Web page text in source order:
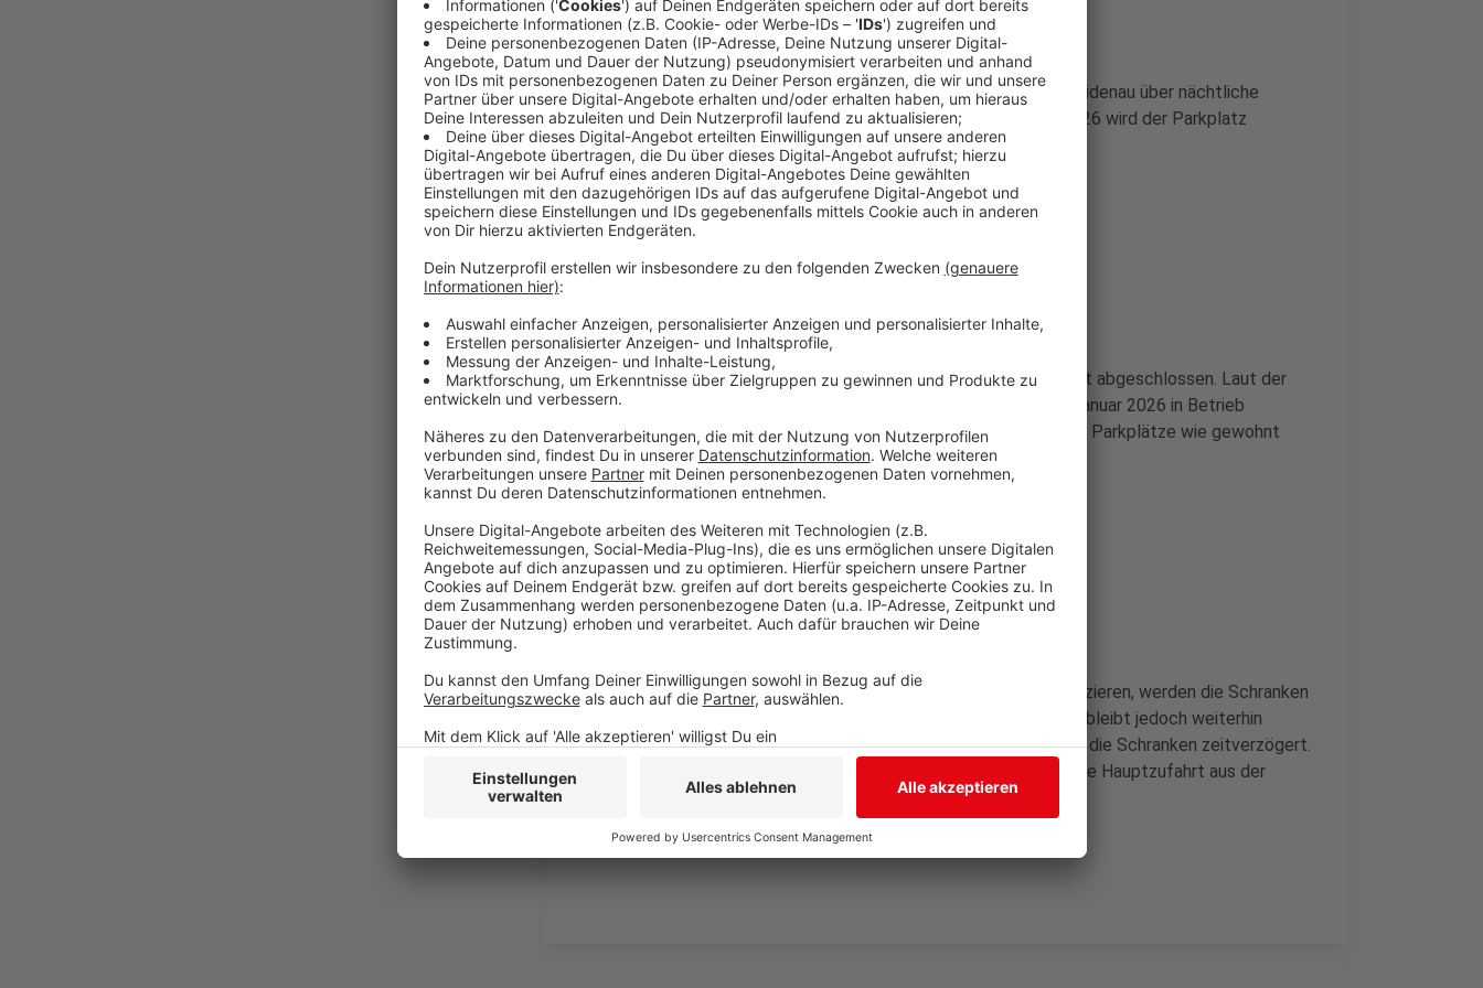
Anzeige
Die Stadt Siegen reagiert auf Beschwerden von Anwohnern in Weidenau über nächtliche
Lärmbelästigung durch die Tuner- und Poserszene. Ab Anfang 2026 wird der Parkplatz
Bismarckplatz nachts durch eine Schrankenanlage reguliert.
Anzeige
Neue Schrankenanlage am Bismarckplatz
Die Montage der Schrankenanlage am Parkplatz Bismarckplatz ist abgeschlossen. Laut der
städtischen Straßen- und Verkehrsabteilung wird die Anlage ab Januar 2026 in Betrieb
genommen. Tagsüber bleiben die Schranken geöffnet, sodass die Parkplätze wie gewohnt
genutzt werden können.
Anzeige
Einschränkungen in den Nachtstunden
Anzeige
Um die Lärmbelästigung in den Abend- und Nachtstunden zu reduzieren, werden die Schranken
zwischen 22:00 Uhr und 6:00 Uhr geschlossen sein. Der Parkplatz bleibt jedoch weiterhin
nutzbar: Sensoren erkennen heranfahrende Fahrzeuge und öffnen die Schranken zeitverzögert.
Die Ein- und Ausfahrt ist in diesem Zeitraum ausschließlich über die Hauptzufahrt aus der
Bismarckstraße gegenüber dem Weidenauer Hallenbad möglich.
Anzeige